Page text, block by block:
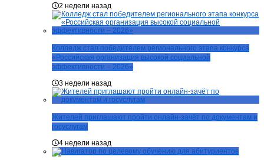
2 недели назад
Колледж стал победителем регионального этапа конкурса
«Российская организация высокой социальной
эффективности – 2026»
3 недели назад
Жителей приглашают пройти онлайн-зачёт по документам и
госуслугам
4 недели назад